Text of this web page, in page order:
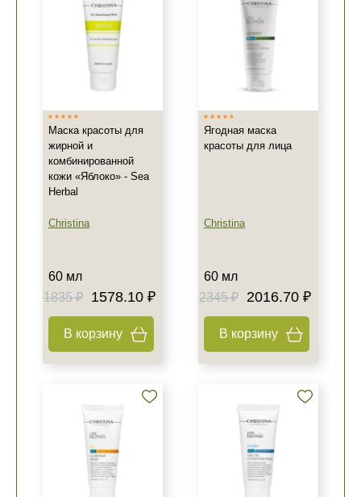
Маска красоты для
жирной и
комбинированной
кожи «Яблоко» - Sea
Herbal
Christina
60 мл
1835 ₽
1578.10 ₽
В корзину
Ягодная маска
красоты для лица
Christina
60 мл
2345 ₽
2016.70 ₽
В корзину